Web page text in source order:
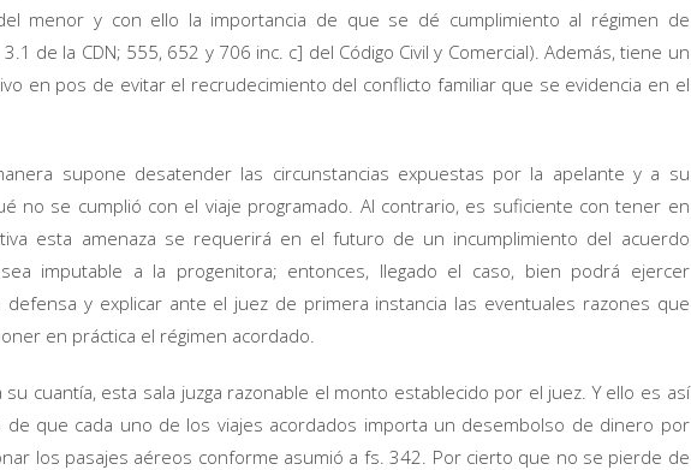
menor y con ello la importancia de que se dé cumplimiento al régimen de
de la CDN; 555, 652 y 706 inc. c] del Código Civil y Comercial). Además, tiene un
en pos de evitar el recrudecimiento del conflicto familiar que se evidencia en el
supone desatender las circunstancias expuestas por la apelante y a su
no se cumplió con el viaje programado. Al contrario, es suficiente con tener en
esta amenaza se requerirá en el futuro de un incumplimiento del acuerdo
imputable a la progenitora; entonces, llegado el caso, bien podrá ejercer
y explicar ante el juez de primera instancia las eventuales razones que
en práctica el régimen acordado.
cuantía, esta sala juzga razonable el monto establecido por el juez. Y ello es así
que cada uno de los viajes acordados importa un desembolso de dinero por
los pasajes aéreos conforme asumió a fs. 342. Por cierto que no se pierde de